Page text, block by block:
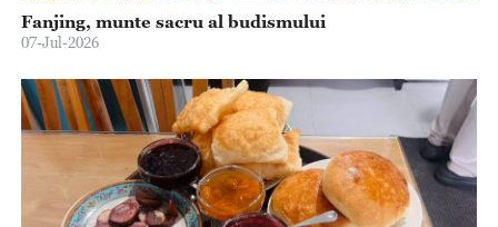
Fanjing, munte sacru al budismului
07-Jul-2026